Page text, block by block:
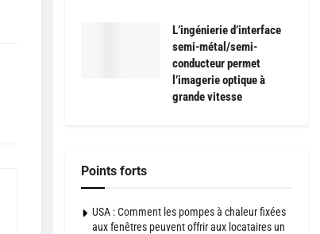
L’ingénierie d’interface
semi-métal/semi-
conducteur permet
l’imagerie optique à
grande vitesse
Points forts
USA : Comment les pompes à chaleur fixées
aux fenêtres peuvent offrir aux locataires un